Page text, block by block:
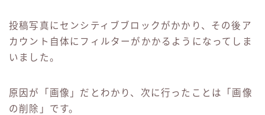
投稿写真にセンシティブブロックがかかり、その後ア
カウント自体にフィルターがかかるようになってしま
いました。
原因が「画像」だとわかり、次に行ったことは「画像
の削除」です。